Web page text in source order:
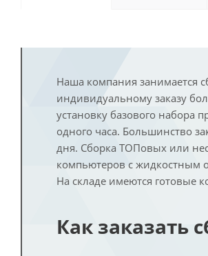
Наша компания занимается
индивидуальному заказу
установку базового набора
одного часа. Большинство
дня. Сборка ТОПовых или
компьютеров с жидкостным
На складе имеются готовые
Как заказать